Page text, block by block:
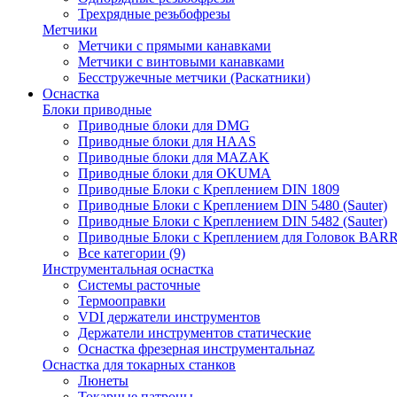
Трехрядные резьбофрезы
Метчики
Метчики с прямыми канавками
Метчики с винтовыми канавками
Бесстружечные метчики (Раскатники)
Оснастка
Блоки приводные
Приводные блоки для DMG
Приводные блоки для HAAS
Приводные блоки для MAZAK
Приводные блоки для OKUMA
Приводные Блоки с Креплением DIN 1809
Приводные Блоки с Креплением DIN 5480 (Sauter)
Приводные Блоки с Креплением DIN 5482 (Sauter)
Приводные Блоки с Креплением для Головок
Все категории (9)
Инструментальная оснастка
Системы расточные
Термооправки
VDI держатели инструментов
Держатели инструментов статические
Оснастка фрезерная инструментальнаz
Оснастка для токарных станков
Люнеты